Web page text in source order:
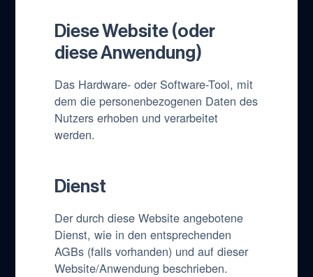
Diese Website (oder
diese Anwendung)
Das Hardware- oder Software-Tool, mit
dem die personenbezogenen Daten des
Nutzers erhoben und verarbeitet
werden.
Dienst
Der durch diese Website angebotene
Dienst, wie in den entsprechenden
AGBs (falls vorhanden) und auf dieser
Website/Anwendung beschrieben.